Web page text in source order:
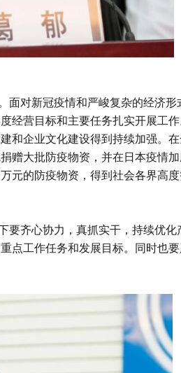
对新冠疫情和严峻复杂的经济形
经营目标和主要任务扎实开展工
和企业文化建设得到持续加强。
赠大批防疫物资，并在日本疫情
元的防疫物资，得到社会各界高
齐心协力，真抓实干，持续优化
点工作任务和发展目标。同时也